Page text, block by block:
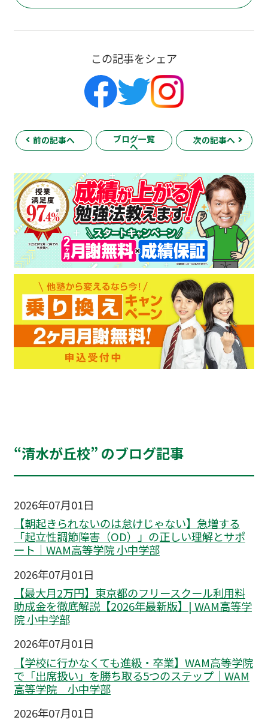
この記事をシェア
前の記事へ ブログ一覧
へ
次の記事へ
“清水が丘校” のブログ記事
2026年07月01日
【朝起きられないのは怠けじゃない】急増する
「起立性調節障害（OD）」の正しい理解とサポ
ート｜WAM高等学院 小中学部
2026年07月01日
【最大月2万円】東京都のフリースクール利用料
助成金を徹底解説【2026年最新版】| WAM高等学
院 小中学部
2026年07月01日
【学校に行かなくても進級・卒業】WAM高等学院
で「出席扱い」を勝ち取る5つのステップ｜WAM
高等学院 小中学部
2026年07月01日